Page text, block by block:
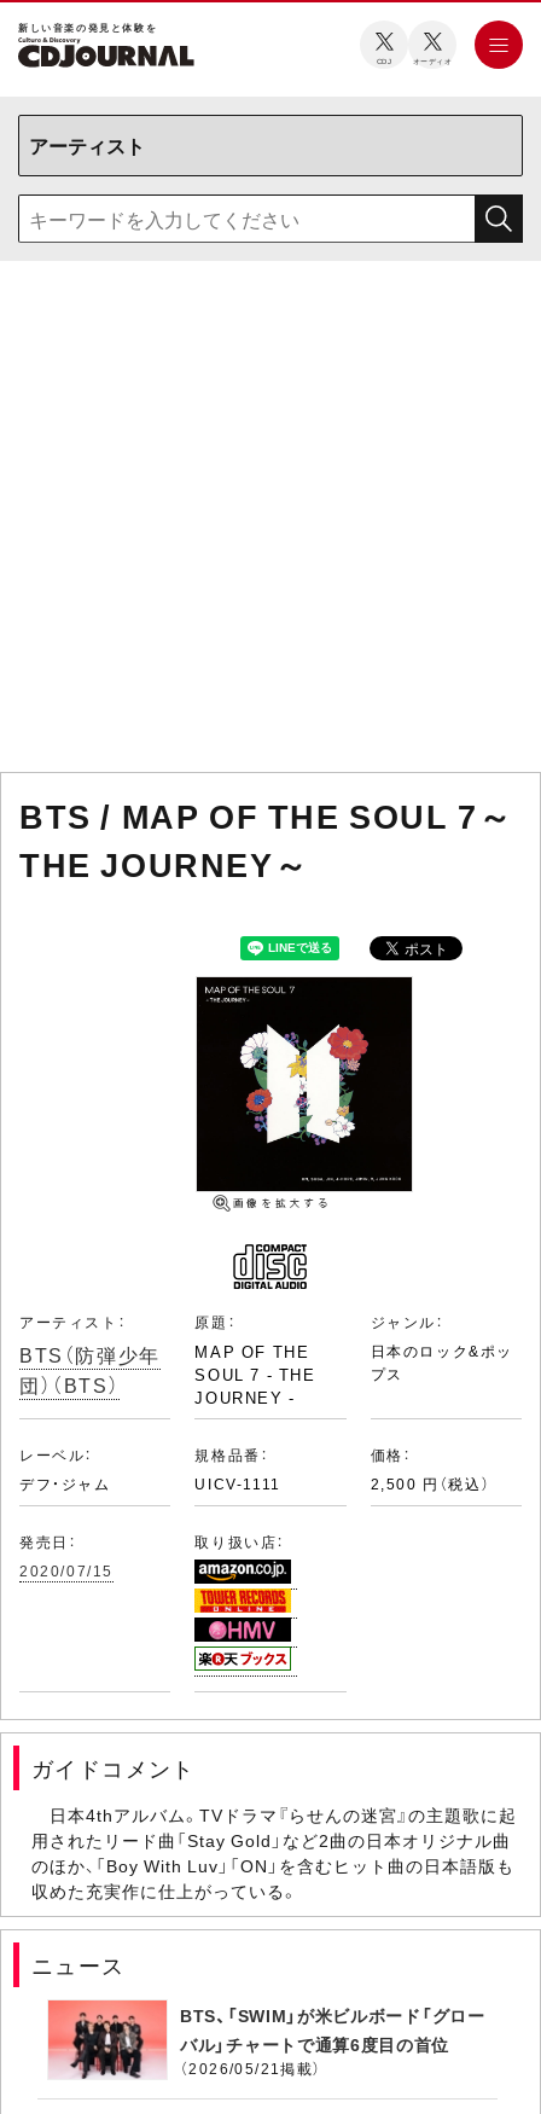
新しい⾳楽の発⾒と体験を
CDJ オーディオ
BTS / MAP OF THE SOUL 7～
THE JOURNEY～
アーティスト：
BTS（防弾少年
団）（BTS）
原題：
MAP OF THE
SOUL 7 - THE
JOURNEY -
ジャンル：
日本のロック&ポッ
プス
レーベル：
デフ・ジャム
規格品番：
UICV-1111
価格：
2,500 円（税込）
発売日：
2020/07/15
取り扱い店：
ガイドコメント
日本4thアルバム。TVドラマ『らせんの迷宮』の主題歌に起
用されたリード曲「Stay Gold」など2曲の日本オリジナル曲
のほか、「Boy With Luv」「ON」を含むヒット曲の日本語版も
収めた充実作に仕上がっている。
ニュース
BTS、「SWIM」が米ビルボード「グロー
バル」チャートで通算6度目の首位
（2026/05/21掲載）